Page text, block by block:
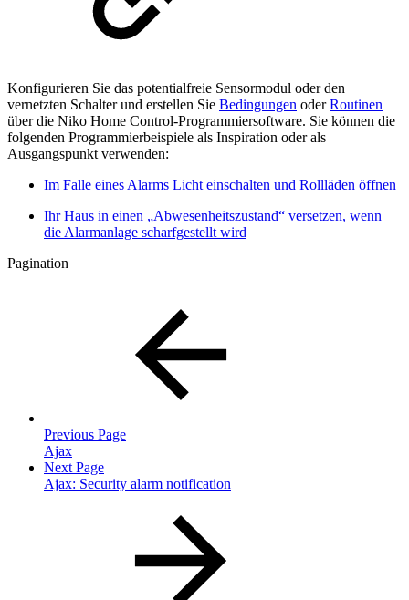
Konfigurieren Sie das potentialfreie Sensormodul oder den
vernetzten Schalter und erstellen Sie Bedingungen oderRoutinen
über die Niko Home Control-Programmiersoftware. Sie können die
folgenden Programmierbeispiele als Inspiration oder als
Ausgangspunkt verwenden:
Im Falle eines Alarms Licht einschalten und Rollläden öffnen
Ihr Haus in einen „Abwesenheitszustand“ versetzen, wenn
die Alarmanlage scharfgestellt wird
Pagination
Previous Page
Ajax
Next Page
Ajax: Security alarm notification